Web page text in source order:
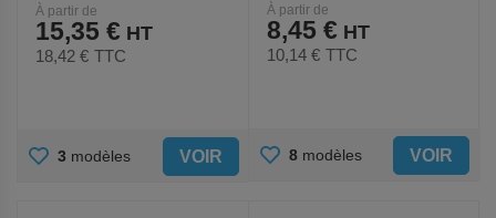
À partir de
15,35 €
18,42 € TTC
AJOUTER
3 modèles VOIR
À partir de
8,45 €
10,14 € TTC
AJOUTER
8 modèles VOIR